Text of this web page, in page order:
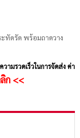
ทัดรัด พร้อมถาดวาง
ามรวดเร็วในการจัดส่ง ค่า
ก <<